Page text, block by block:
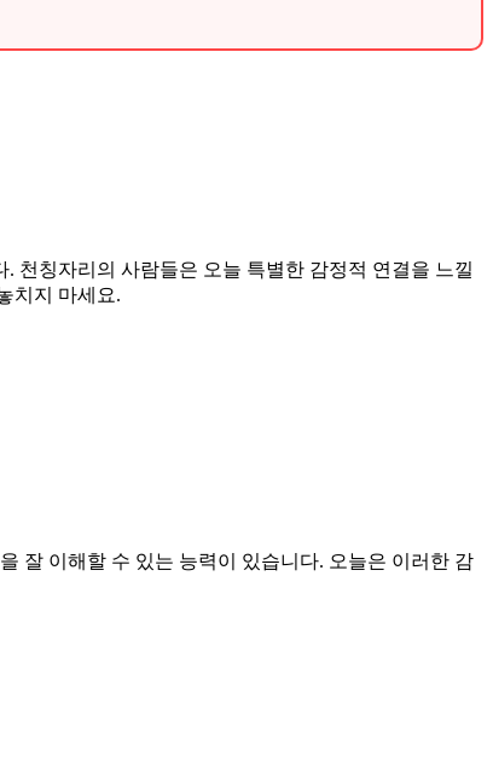
천칭자리의 사람들은 오늘 특별한 감정적 연결을 느낄
치지 마세요.
잘 이해할 수 있는 능력이 있습니다. 오늘은 이러한 감